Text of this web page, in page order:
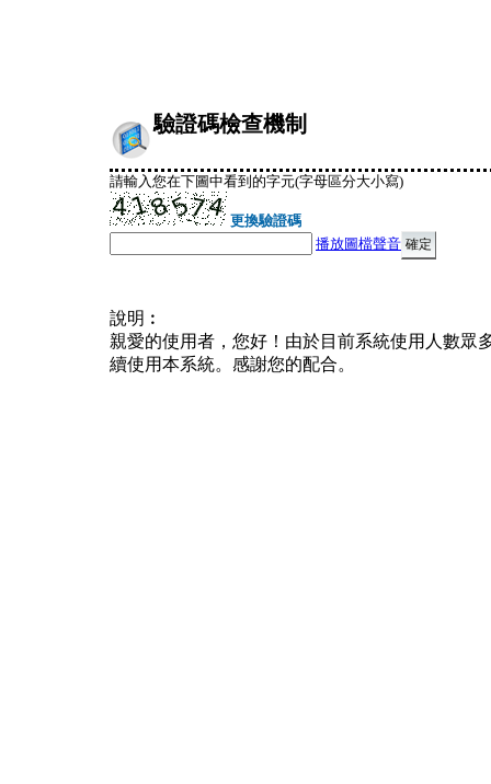
驗證碼檢查機制
請輸入您在下圖中看到的字元(字母區分大小寫)
更換驗證碼
播放圖檔聲音
說明︰
親愛的使用者，您好！由於目前系統使用人數眾
續使用本系統。感謝您的配合。